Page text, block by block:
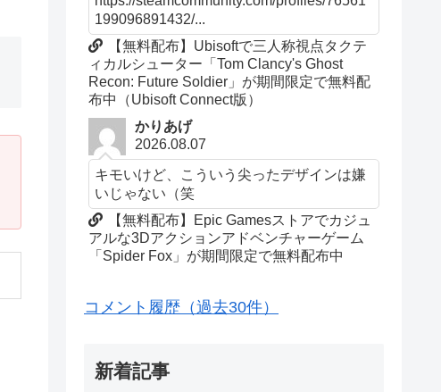
199096891432/...
【無料配布】Ubisoftで三人称視点タクテ
ィカルシューター「Tom Clancy's Ghost
Recon: Future Soldier」が期間限定で無料配
布中（Ubisoft Connect版）
かりあげ
2026.08.07
キモいけど、こういう尖ったデザインは嫌
いじゃない（笑
【無料配布】Epic Gamesストアでカジュ
アルな3Dアクションアドベンチャーゲーム
「Spider Fox」が期間限定で無料配布中
コメント履歴（過去30件）
新着記事